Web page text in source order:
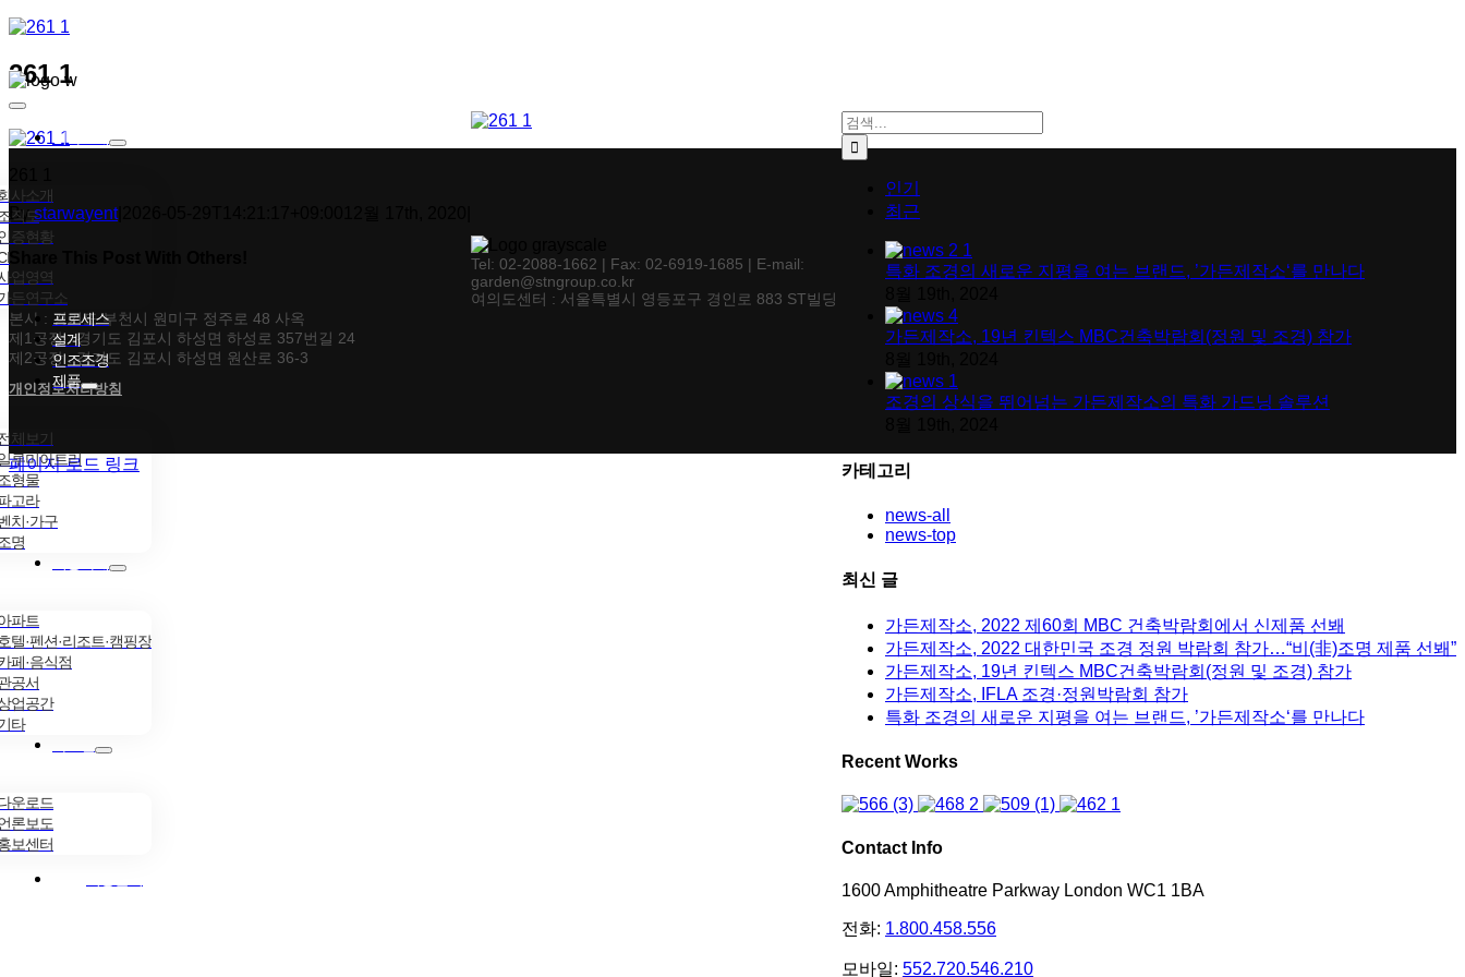
콘텐츠로
Toggle
Navigation회사소개
사소개
직도
증현황
업영역
든연구소
프로세스
설계
인조조경
제품
체보기
루미아트리
형물
고라
치·가구
명
파트
텔·펜션·리조트·캠핑장
페·음식점
공서
업공간
타
운로드
론보도
보센터
261 1
Bystarwayent|
Facebook
X
Tumblr
Pinterest
이메일
검색:
인기
최근
특화 조경의 새로운 지평을 여는 브랜드, ’가든제작소‘를 만나다
가든제작소, 19년 킨텍스 MBC건축박람회(정원 및 조경) 참가
조경의 상식을 뛰어넘는 가든제작소의 특화 가드닝 솔루션
카테고리
news-all
news-top
최신 글
가든제작소, 2022 제60회 MBC 건축박람회에서 신제품 선봬
가든제작소, 2022 대한민국 조경 정원 박람회 참가…“비(非)조명 제품 선봬”
가든제작소, 19년 킨텍스 MBC건축박람회(정원 및 조경) 참가
가든제작소, IFLA 조경·정원박람회 참가
특화 조경의 새로운 지평을 여는 브랜드, ’가든제작소‘를 만나다
Recent Works
Contact Info
1600 Amphitheatre Parkway London WC1 1BA
전화: 1.800.458.556
모바일: 552.720.546.210
Tel: 02-2088-1662 | Fax: 02-6919-1685 | E-mail:
garden@stngroup.co.kr
여의도센터 : 서울특별시 영등포구 경인로 883 ST빌딩
본사 : 경기도 부천시 원미구 정주로 48 사옥
제1공장 : 경기도 김포시 하성면 하성로 357번길 24
제2공장 : 경기도 김포시 하성면 원산로 36-3
개인정보처리방침
페이지 로드 링크